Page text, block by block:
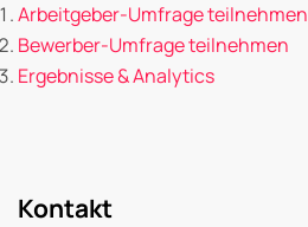
Arbeitgeber-Umfrage teilnehmen
Bewerber-Umfrage teilnehmen
Ergebnisse & Analytics
Kontakt